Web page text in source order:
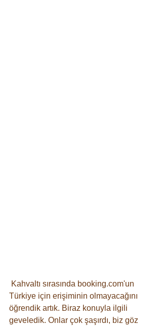
Türkiye için erişiminin olmayacağını
öğrendik artık. Biraz konuyla ilgili
geveledik. Onlar çok şaşırdı, biz göz